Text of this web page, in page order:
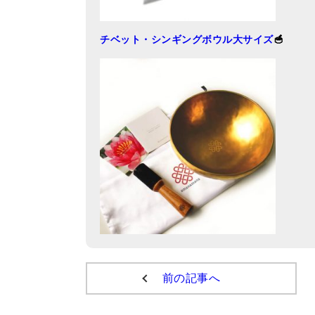
チベット・シンギングボウル大サイズ🥣
前の記事へ